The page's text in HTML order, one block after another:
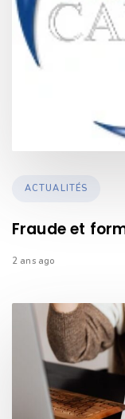
TAGS
ACTUALITÉS
Fraude et
2 ans ago